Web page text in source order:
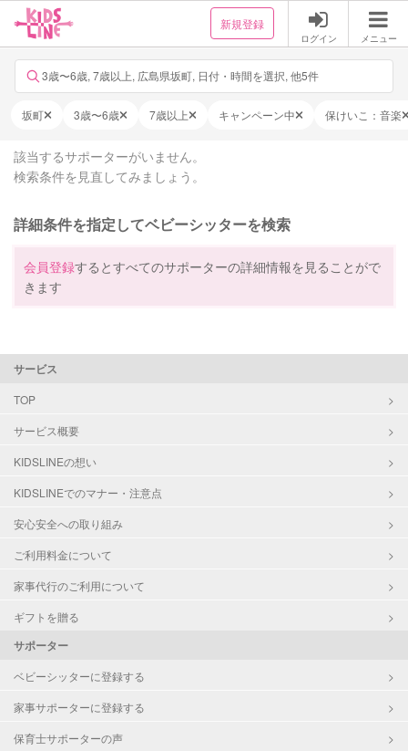
新規登録
ログイン メニュー
3歳〜6歳, 7歳以上, 広島県坂町, 日付・時間を選択, 他5件
坂町 3歳〜6歳 7歳以上 キャンペーン中 保けいこ：音楽
該当するサポーターがいません。
検索条件を見直してみましょう。
詳細条件を指定してベビーシッターを検索
会員登録するとすべてのサポーターの詳細情報を見ることがで
きます
サービス
TOP
サービス概要
KIDSLINEの想い
KIDSLINEでのマナー・注意点
安心安全への取り組み
ご利用料金について
家事代行のご利用について
ギフトを贈る
サポーター
ベビーシッターに登録する
家事サポーターに登録する
保育士サポーターの声